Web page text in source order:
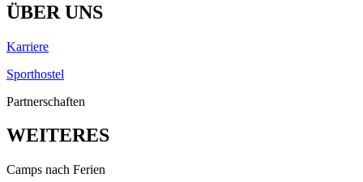
ÜBER UNS
Karriere
Sporthostel
Partnerschaften
WEITERES
Camps nach Ferien